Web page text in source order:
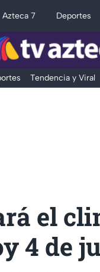
Azteca 7 Deportes
Tendencia y Viral
el
4 de